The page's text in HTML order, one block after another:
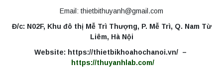
Email: thietbithuyanh@gmail.com
Đ/c: N02F, Khu đô thị Mễ Trì Thượng, P. Mễ Trì, Q. Nam Từ
Liêm, Hà Nội
Website: https://thietbikhoahochanoi.vn/ –
https://thuyanhlab.com/